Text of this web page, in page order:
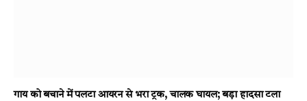
गाय को बचाने में पलटा आयरन से भरा ट्रक, चालक घायल; बड़ा हादसा टला